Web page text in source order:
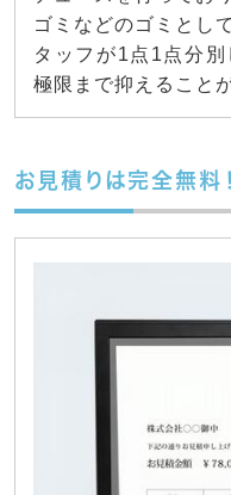
ゴミなどのゴミとし
タッフが1点1点分
極限まで抑えること
お見積りは完全無料！